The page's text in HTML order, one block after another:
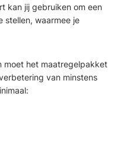
kan jij gebruiken om een
stellen, waarmee je
moet het maatregelpakket
van minstens